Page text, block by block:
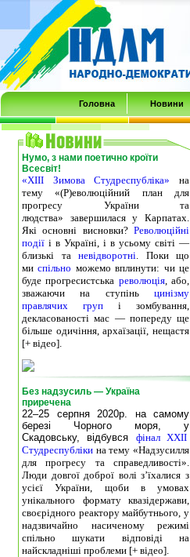
Transmenu
powered
by
JoomlArt.com
-
Mambo
Joomla
Professional
Templates
Club
Головна Новини
Нумо, з нами поетично кроїти
Всесвіт!
«ХІІІ Зимова Студреспубліка» на
тему «(Р)еволюційний план для
прогресу України та
людства» завершилася у Карпатах.
Які основні висновки? Революційні
події і в Україні, і в усьому світі —
близькі та невідворотні. Поки що
миспільно можемо вплинути: чи це
буде прогресистська революція, або,
зважаючи на ступінь цинізму
правлячих груп і зомбування,
декласованості мас — попереду ще
більше одичіння, архаїзації, нещастя
[+ відео].
Без надзусиль — Україна
приречена
22–25 серпня 2020р. на самому
березі Чорного моря, у
Скадовську, відбувся фінал XXII
Студреспубліки на тему «Надзусилля
для прогресу та справедливості».
Люди довгої доброї волі з’їхалися з
усієї України, щоби в умовах
унікального формату квазідержави,
своєрідного реактору майбутнього, у
надзвичайно насиченому режимі
спільно шукати відповіді на
найскладніші проблеми [+ відео].